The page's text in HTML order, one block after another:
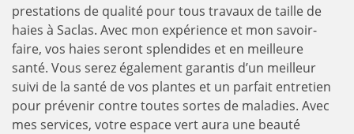
prestations de qualité pour tous travaux de taille de
haies à Saclas. Avec mon expérience et mon savoir-
faire, vos haies seront splendides et en meilleure
santé. Vous serez également garantis d’un meilleur
suivi de la santé de vos plantes et un parfait entretien
pour prévenir contre toutes sortes de maladies. Avec
mes services, votre espace vert aura une beauté